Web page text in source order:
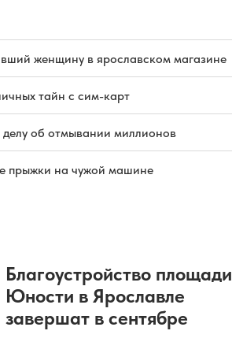
женщину в ярославском магазине
тайн с сим-карт
об отмывании миллионов
прыжки на чужой машине
Благоустройство площади
Юности в Ярославле
завершат в сентябре